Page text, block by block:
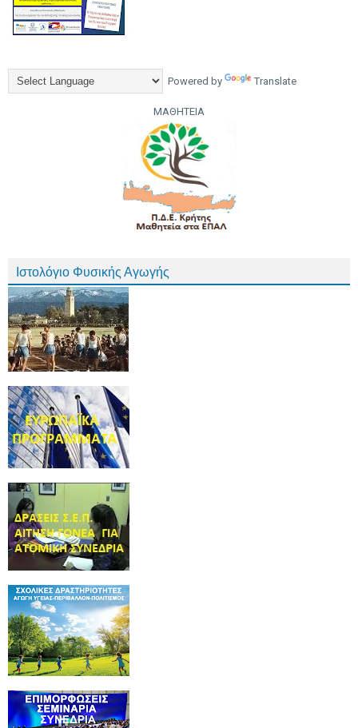
Powered by Translate
ΜΑΘΗΤΕΙΑ
Ιστολόγιο Φυσικής Αγωγής